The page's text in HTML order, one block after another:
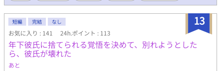
13
短編 完結 なし
お気に入り : 141 24h.ポイント : 113
年下彼氏に捨てられる覚悟を決めて、別れようとした
ら、彼氏が壊れた
あと